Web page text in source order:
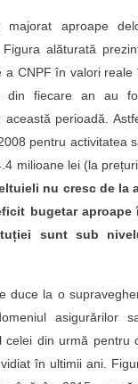
aproape
alăturată
a CNPF în valori reale
din fiecare an au
perioadă.
pentru activitatea
milioane lei (la
nu cresc de la
bugetar aproape
sunt sub
duce la o
asigurărilor
celei din urmă pentru
în ultimii ani.